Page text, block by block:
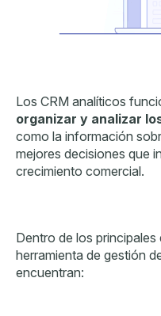
Los CRM analíticos
organizar y analizar
como la información
mejores decisiones que
crecimiento comercial.
Dentro de los
herramienta de gestión
encuentran: